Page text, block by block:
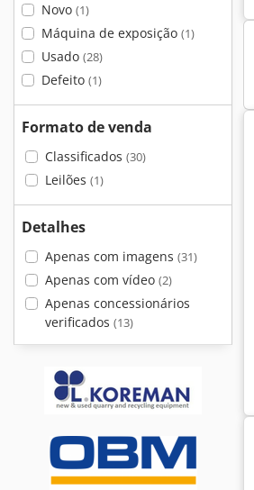
Novo (1)
Máquina de exposição (1)
Usado (28)
Defeito (1)
Formato de venda
Classificados (30)
Leilões (1)
Detalhes
Apenas com imagens (31)
Apenas com vídeo (2)
Apenas concessionários
verificados (13)
Bergmann Slt 2104